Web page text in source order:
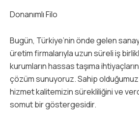
Donanımlı Filo
Bugün, Türkiye’nin önde gelen
üretim firmalarıyla uzun süreli iş
kurumların hassas taşıma
çözüm sunuyoruz. Sahip
hizmet kalitemizin sürekliliğini ve
somut bir göstergesidir.